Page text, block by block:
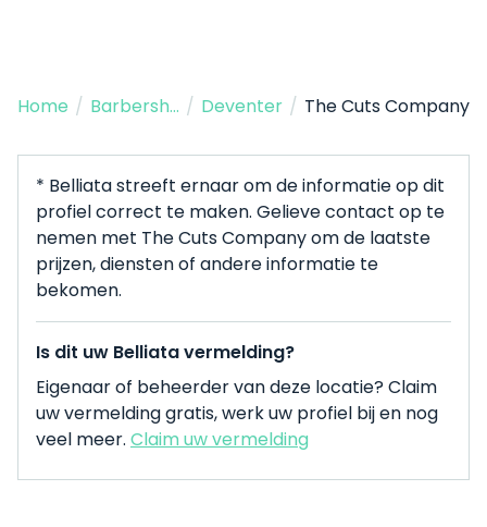
Home / Barbershop / Deventer / The Cuts Company
* Belliata streeft ernaar om de informatie op dit
profiel correct te maken. Gelieve contact op te
nemen met The Cuts Company om de laatste
prijzen, diensten of andere informatie te
bekomen.
Is dit uw Belliata vermelding?
Eigenaar of beheerder van deze locatie? Claim
uw vermelding gratis, werk uw profiel bij en nog
veel meer. Claim uw vermelding